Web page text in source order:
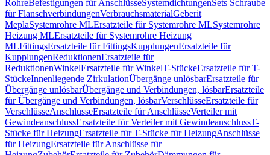
RohreBefestigungen für AnschlüsseSystemdichtungenSets Schraube
für FlanschverbindungenVerbrauchsmaterialGeberit
MeplaSystemrohre MLErsatzteile für Systemrohre MLSystemrohre
Heizung MLErsatzteile für Systemrohre Heizung
MLFittingsErsatzteile für FittingsKupplungenErsatzteile für
KupplungenReduktionenErsatzteile für
ReduktionenWinkelErsatzteile für WinkelT-StückeErsatzteile für T-
StückeInnenliegende ZirkulationÜbergänge unlösbarErsatzteile für
Übergänge unlösbarÜbergänge und Verbindungen, lösbarErsatzteile
für Übergänge und Verbindungen, lösbarVerschlüsseErsatzteile für
VerschlüsseAnschlüsseErsatzteile für AnschlüsseVerteiler mit
GewindeanschlussErsatzteile für Verteiler mit GewindeanschlussT-
Stücke für HeizungErsatzteile für T-Stücke für HeizungAnschlüsse
für HeizungErsatzteile für Anschlüsse für